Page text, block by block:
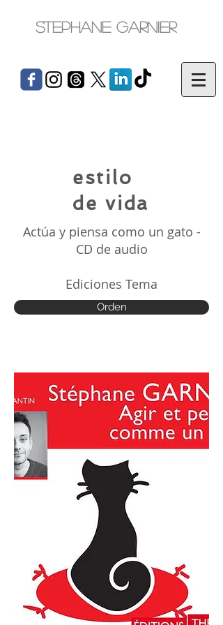
Stephane Garnier
estilo
de vida
Actúa y piensa como un gato -
CD de audio
Ediciones Tema
Orden